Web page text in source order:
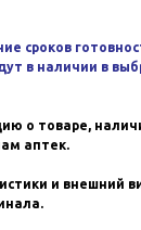
сроков
в наличии в
о товаре,
аптек.
и внешний